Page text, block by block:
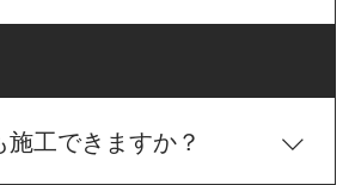
せください。 お客様にとって最も
ただけるカーセキュリティをご提
けています。純正スマートキーの
しながら高い防犯性能を実現する
能を最優先にしたアナログプラン
車や駐車環境、ライフスタイルに
す。 例えば、青空駐車場や人通り
車されることが多い方、長時間駐
る場合があります。 一方で、すべ
ンサー、LEDスキャナーなどのオ
後でも追加でお取り付けできま
PROTECTでは防犯性能を最優
ユニットを簡単に突破されないよ
施工できますか？